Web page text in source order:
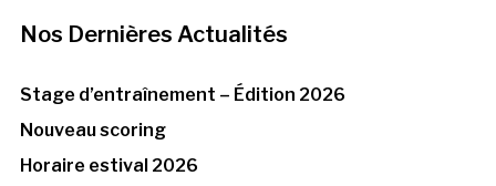
Nos Dernières Actualités
Stage d’entraînement – Édition 2026
Nouveau scoring
Horaire estival 2026